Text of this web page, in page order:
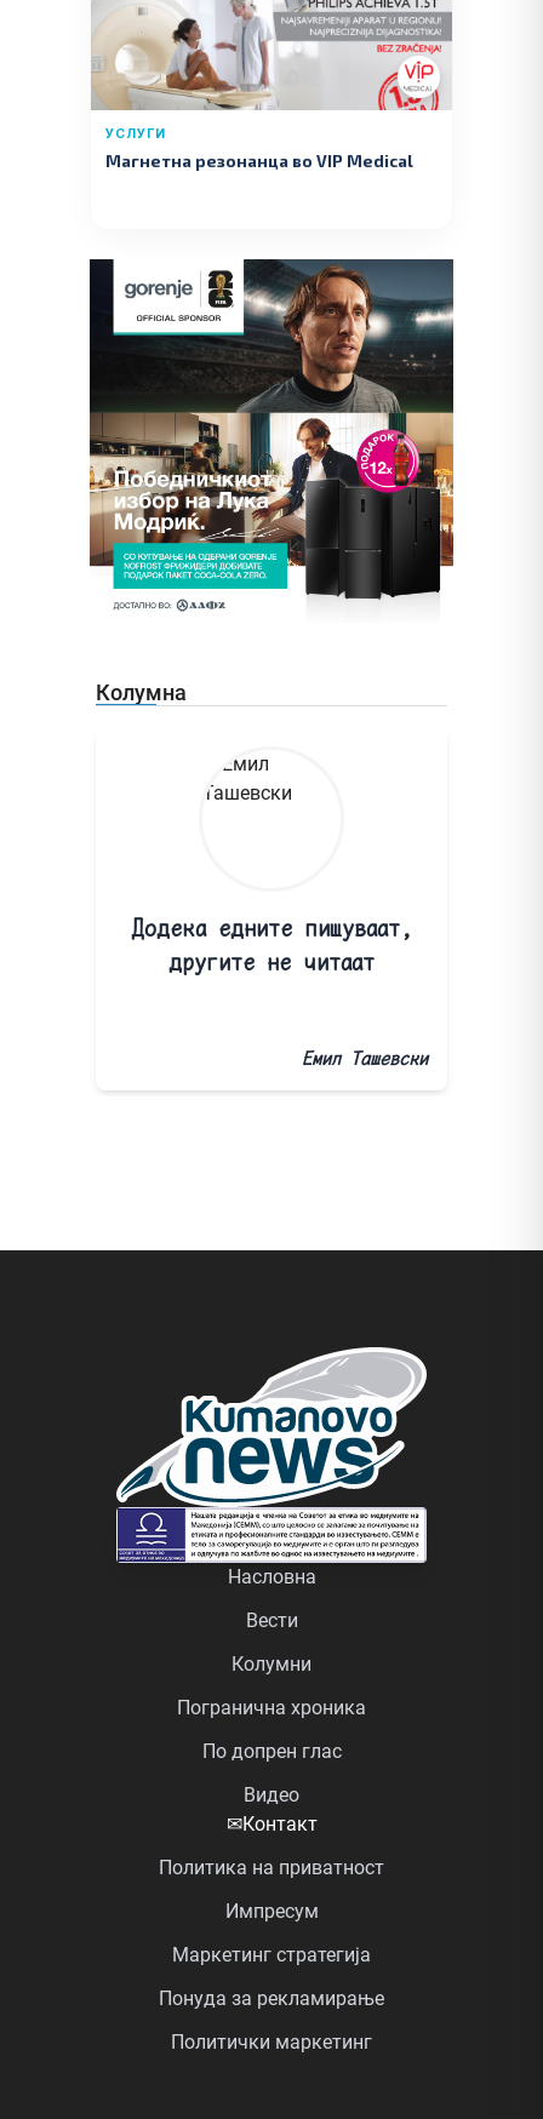
УСЛУГИ
Магнетна резонанца во VIP Medical
Колумна
Додека едните пишуваат,
другите не читаат
Емил Ташевски
Насловна
Вести
Колумни
Погранична хроника
По допрен глас
Видео
✉Контакт
Политика на приватност
Импресум
Маркетинг стратегија
Понуда за рекламирање
Политички маркетинг